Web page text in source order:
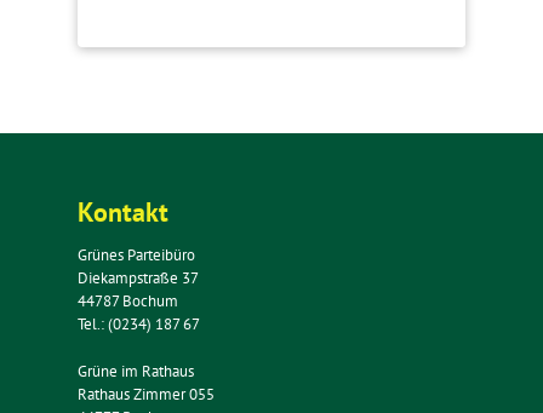
Kontakt
Grünes Parteibüro
Diekampstraße 37
44787 Bochum
Tel.: (0234) 187 67
Grüne im Rathaus
Rathaus Zimmer 055